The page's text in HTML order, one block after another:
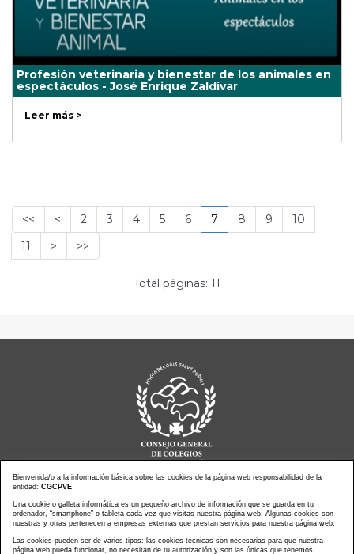
Profesión veterinaria y bienestar de los animales en
espectáculos - José Enrique Zaldívar
Leer más >
<< < 2 3 4 5 6 7 8 9
10
11
> >>
Total páginas: 11
Noticias actualidad
Agenda de Actos
Revistas
PressClip
Multimedias
Contacto
Bienvenida/o a la información básica sobre las cookies de la página web responsabilidad de la
entidad: CGCPVE
Una cookie o galleta informática es un pequeño archivo de información que se guarda en tu
ordenador, “smartphone” o tableta cada vez que visitas nuestra página web. Algunas cookies son
nuestras y otras pertenecen a empresas externas que prestan servicios para nuestra página web.
Las cookies pueden ser de varios tipos: las cookies técnicas son necesarias para que nuestra
página web pueda funcionar, no necesitan de tu autorización y son las únicas que tenemos